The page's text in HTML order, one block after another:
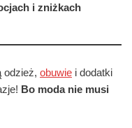
i zniżkach
odzież, obuwie i dodatki
Bo moda nie musi